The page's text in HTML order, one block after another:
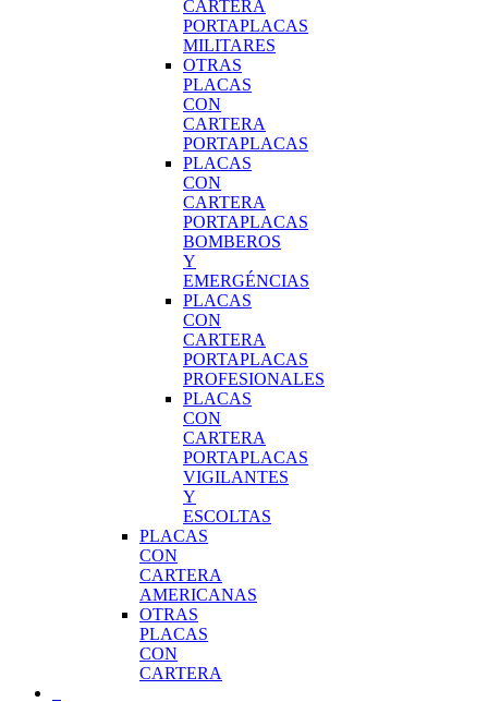
CARTERA
PORTAPLACAS
MILITARES
OTRAS
PLACAS
CON
CARTERA
PORTAPLACAS
PLACAS
CON
CARTERA
PORTAPLACAS
BOMBEROS
Y
EMERGÉNCIAS
PLACAS
CON
CARTERA
PORTAPLACAS
PROFESIONALES
PLACAS
CON
CARTERA
PORTAPLACAS
VIGILANTES
Y
ESCOLTAS
PLACAS
CON
CARTERA
AMERICANAS
OTRAS
PLACAS
CON
CARTERA